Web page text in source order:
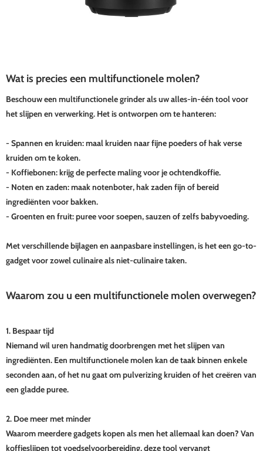
Wat is precies een multifunctionele molen?
Beschouw een multifunctionele grinder als uw alles-in-één tool voor
het slijpen en verwerking. Het is ontworpen om te hanteren:
- Spannen en kruiden: maal kruiden naar fijne poeders of hak verse
kruiden om te koken.
- Koffiebonen: krijg de perfecte maling voor je ochtendkoffie.
- Noten en zaden: maak notenboter, hak zaden fijn of bereid
ingrediënten voor bakken.
- Groenten en fruit: puree voor soepen, sauzen of zelfs babyvoeding.
Met verschillende bijlagen en aanpasbare instellingen, is het een go-to-
gadget voor zowel culinaire als niet-culinaire taken.
Waarom zou u een multifunctionele molen overwegen?
1. Bespaar tijd
Niemand wil uren handmatig doorbrengen met het slijpen van
ingrediënten. Een multifunctionele molen kan de taak binnen enkele
seconden aan, of het nu gaat om pulverizing kruiden of het creëren van
een gladde puree.
2. Doe meer met minder
Waarom meerdere gadgets kopen als men het allemaal kan doen? Van
koffieslijpen tot voedselvoorbereiding, deze tool vervangt